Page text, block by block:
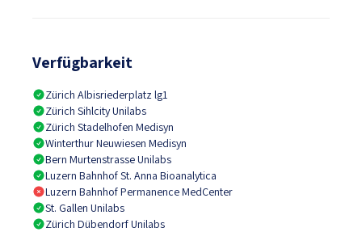
Verfügbarkeit
Zürich Albisriederplatz lg1
Zürich Sihlcity Unilabs
Zürich Stadelhofen Medisyn
Winterthur Neuwiesen Medisyn
Bern Murtenstrasse Unilabs
Luzern Bahnhof St. Anna Bioanalytica
Luzern Bahnhof Permanence MedCenter
St. Gallen Unilabs
Zürich Dübendorf Unilabs